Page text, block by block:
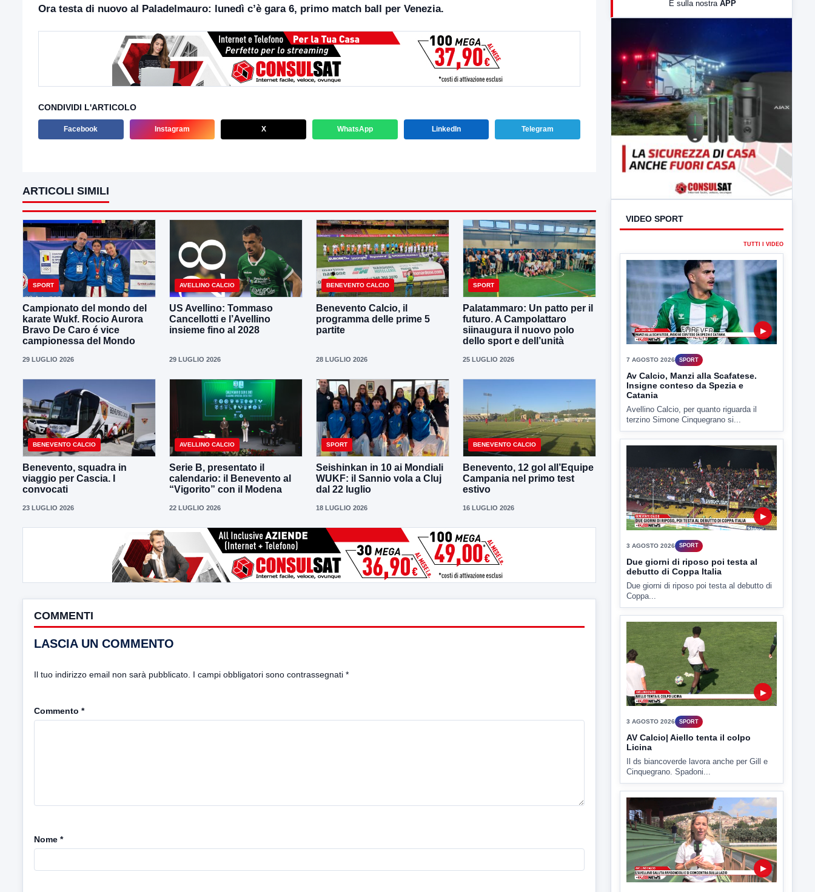
Ora testa di nuovo al Paladelmauro: lunedì c’è gara 6, primo match ball per Venezia.
CONDIVIDI L'ARTICOLO
Facebook Instagram X WhatsApp LinkedIn Telegram
ARTICOLI SIMILI
SPORT
Campionato del mondo del
karate Wukf. Rocio Aurora
Bravo De Caro é vice
campionessa del Mondo
29 LUGLIO 2026
AVELLINO CALCIO
US Avellino: Tommaso
Cancellotti e l’Avellino
insieme fino al 2028
29 LUGLIO 2026
BENEVENTO CALCIO
Benevento Calcio, il
programma delle prime 5
partite
28 LUGLIO 2026
SPORT
Palatammaro: Un patto per il
futuro. A Campolattaro
siinaugura il nuovo polo
dello sport e dell’unità
25 LUGLIO 2026
BENEVENTO CALCIO
Benevento, squadra in
viaggio per Cascia. I
convocati
23 LUGLIO 2026
AVELLINO CALCIO
Serie B, presentato il
calendario: il Benevento al
“Vigorito” con il Modena
22 LUGLIO 2026
SPORT
Seishinkan in 10 ai Mondiali
WUKF: il Sannio vola a Cluj
dal 22 luglio
18 LUGLIO 2026
BENEVENTO CALCIO
Benevento, 12 gol all’Equipe
Campania nel primo test
estivo
16 LUGLIO 2026
COMMENTI
LASCIA UN COMMENTO
Il tuo indirizzo email non sarà pubblicato. I campi obbligatori sono contrassegnati *
Commento *
Nome *
E sulla nostra APP
VIDEO SPORT
TUTTI I VIDEO
7 AGOSTO 2026
Av Calcio, Manzi alla Scafatese.
Insigne conteso da Spezia e
Catania
terzino Simone Cinquegrano si...
3 AGOSTO 2026 SPORT
Due giorni di riposo poi testa al
debutto di Coppa Italia
Due giorni di riposo poi testa al debutto di
Coppa...
AV Calcio| Aiello tenta il colpo
Licina
Il ds biancoverde lavora anche per Gill e
Cinquegrano. Spadoni...